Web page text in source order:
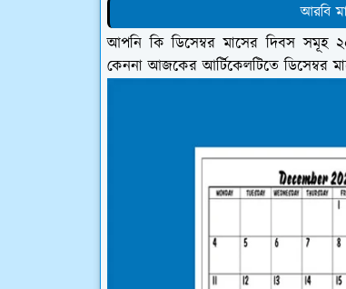
আরবি
আপনি কি ডিসেম্বর মাসের দিবস সমূহ
কেননা আজকের আর্টিকেলটিতে ডিসেম্বর